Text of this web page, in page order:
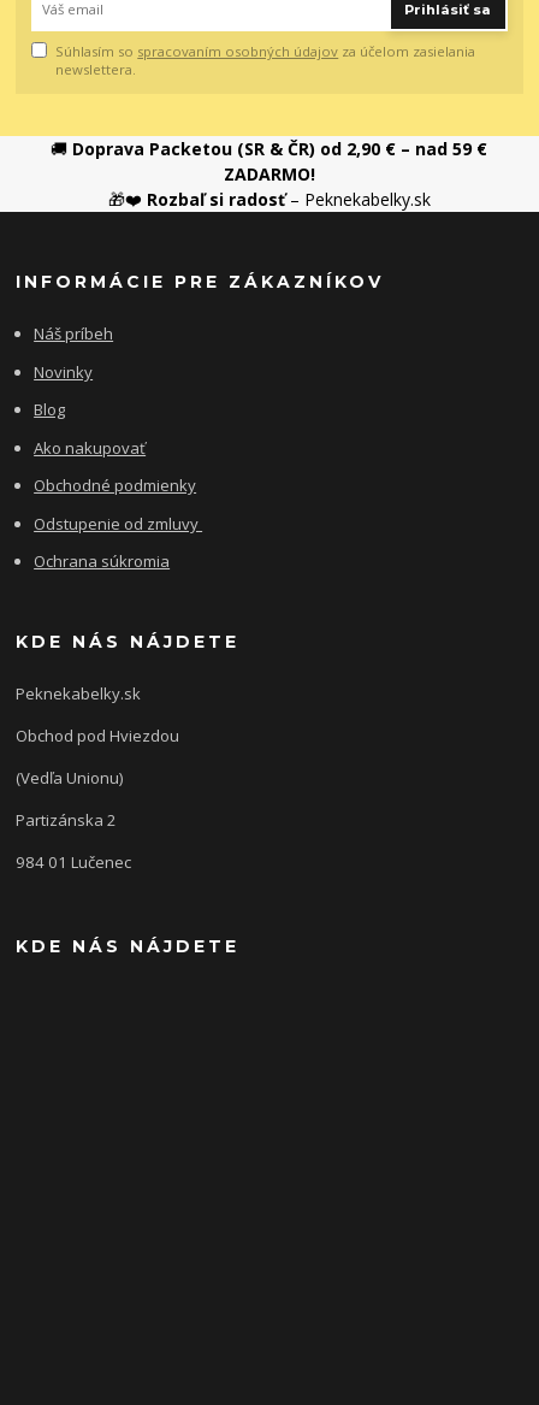
Prihlásiť sa
Súhlasím so spracovaním osobných údajov za účelom zasielania
newslettera.
🚚 Doprava Packetou (SR & ČR) od 2,90 € – nad 59 €
ZADARMO!
🎁❤️ Rozbaľ si radosť– Peknekabelky.sk
INFORMÁCIE PRE ZÁKAZNÍKOV
Náš príbeh
Novinky
Blog
Ako nakupovať
Obchodné podmienky
Odstupenie od zmluvy
Ochrana súkromia
KDE NÁS NÁJDETE
Peknekabelky.sk
Obchod pod Hviezdou
(Vedľa Unionu)
Partizánska 2
984 01 Lučenec
KDE NÁS NÁJDETE